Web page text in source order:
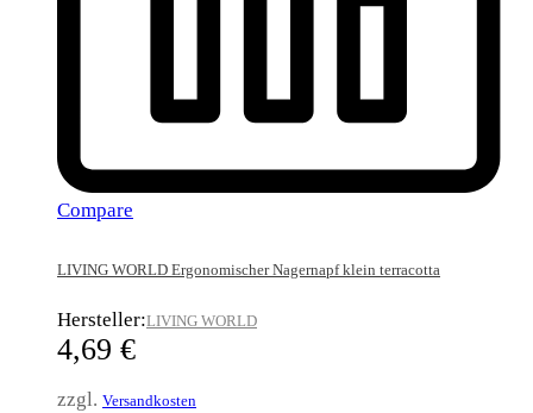
Compare
LIVING WORLD Ergonomischer Nagernapf klein terracotta
Hersteller:LIVING WORLD
4,69 €
zzgl. Versandkosten